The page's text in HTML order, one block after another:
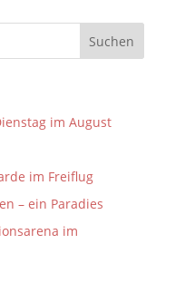
im August
im Freiflug
– ein Paradies
im